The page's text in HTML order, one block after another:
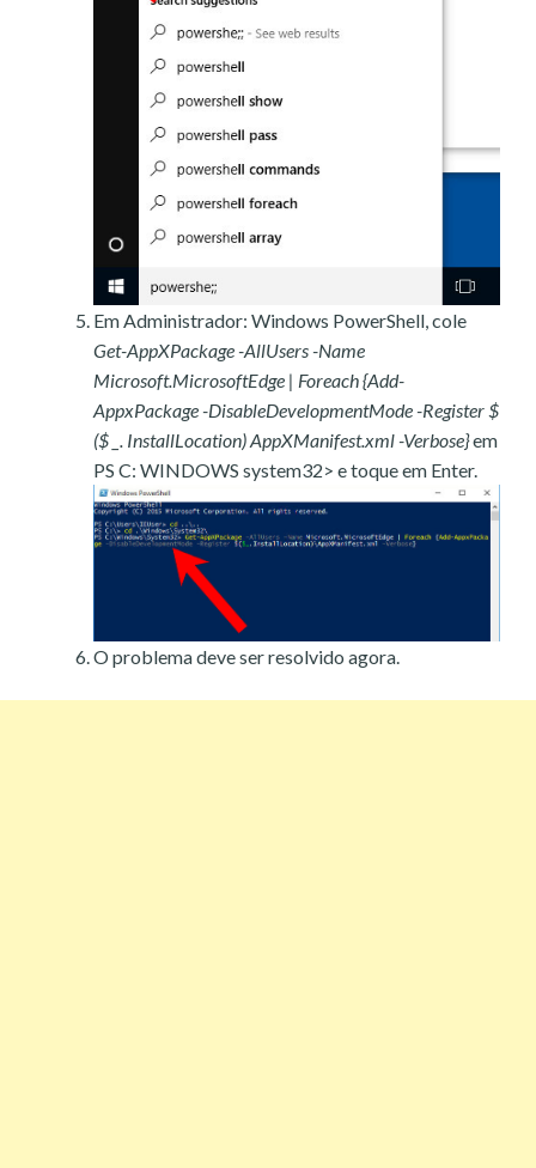
Em Administrador: Windows PowerShell, cole
Get-AppXPackage -AllUsers -Name
Microsoft.MicrosoftEdge | Foreach {Add-
AppxPackage -DisableDevelopmentMode -Register $
($ _. InstallLocation) AppXManifest.xml -Verbose}em
PS C: WINDOWS system32> e toque em Enter.
O problema deve ser resolvido agora.